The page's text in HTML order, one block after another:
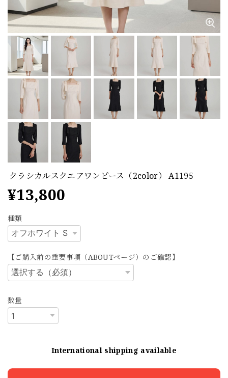
クラシカルスクエアワンピース（2color） A1195
¥13,800
種類
【ご購入前の重要事項（ABOUTページ）のご確認】
数量
International shipping available